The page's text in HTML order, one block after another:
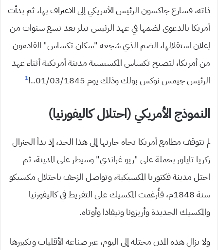
ذاته، فسارع جاكسون الرئيس الأمريكي إلى الاعتراف بها، ثم بدأت
أمريكا بالدعوى لضمها في عهد الرئيس تيلر بعد تسع سنوات من
إعلان استقلالها، الضم الذي شجعه “سكان تكساس” القادمون
من أمريكا، لتصبح تكساس المكسيسية مدينة أمريكية أثناء عهد
الرئيس جيمس نوكس بولك وذلك يوم 01/03/1845..!
1
النموذج الأمريكي (احتلال كاليفورنيا)
لم تتوقف مطامع أمريكا تجاه جارتها إلى هذا الحد، إذ بدأ الجنرال
زكريا تايلور بحملة على “ريو غراندي” وسيطر على المدينة، ثم
احتل مدينة فكتوريا المكسيكية، وتواصل الزحف باحتلال مكسيكو
سنة 1848م، فأُرغمت المكسيك على التفريط في كاليفورنيا
والمكسيك الجديدة وأريزونا ونيفادا وأوتاه.
ولا تزال هذه المدن محتلة إلى اليوم، عبر صناعة الأقليات وتكبيرها